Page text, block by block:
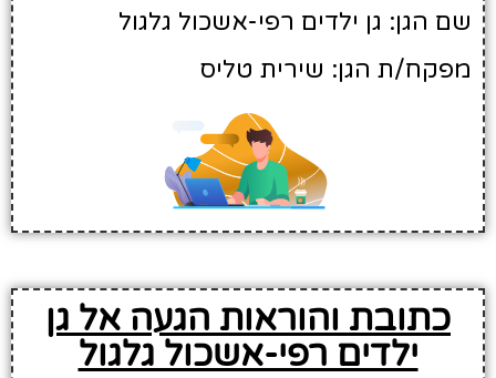
שם הגן: גן ילדים רפי-אשכול גלגול
מפקח/ת הגן: שירית טליס
כתובת והוראות הגעה אל גן
ילדים רפי-אשכול גלגול